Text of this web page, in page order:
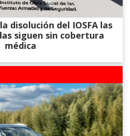
disolución del IOSFA las
siguen sin cobertura
médica